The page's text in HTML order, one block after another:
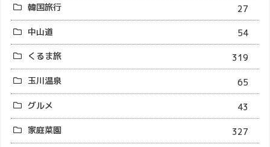
韓国旅行
27
中山道
54
くるま旅
319
玉川温泉
65
グルメ
43
家庭菜園
327